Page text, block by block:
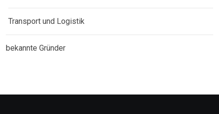
Transport und Logistik
bekannte Gründer